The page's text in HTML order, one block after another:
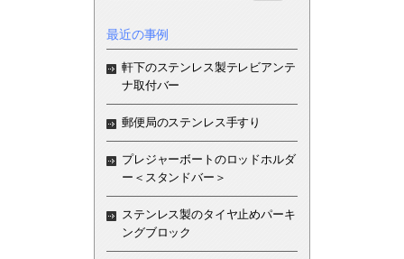
最近の事例
軒下のステンレス製テレビアンテ
ナ取付バー
郵便局のステンレス手すり
プレジャーボートのロッドホルダ
ー＜スタンドバー＞
ステンレス製のタイヤ止めパーキ
ングブロック